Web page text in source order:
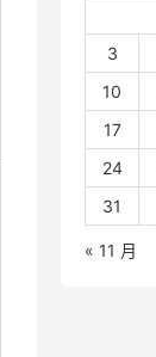
3
10
17
24
31
« 11 月